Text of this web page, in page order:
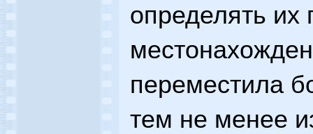
определять их
переместила
тем не менее